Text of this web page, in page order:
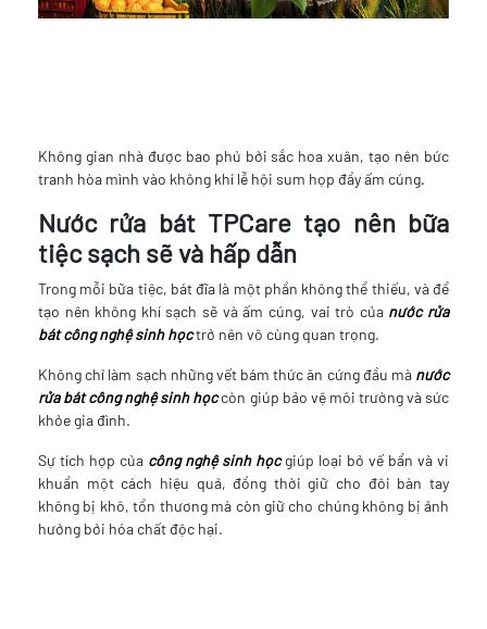
Không gian nhà được bao phủ bởi sắc hoa xuân, tạo nên bức
tranh hòa mình vào không khí lễ hội sum họp đầy ấm cúng.
Nước rửa bát TPCare tạo nên bữa
tiệc sạch sẽ và hấp dẫn
Trong mỗi bữa tiệc, bát đĩa là một phần không thể thiếu, và để
tạo nên không khí sạch sẽ và ấm cúng, vai trò của nước rửa
bát công nghệ sinh họctrở nên vô cùng quan trọng.
Không chỉ làm sạch những vết bám thức ăn cứng đầu mà nước
rửa bát công nghệ sinh họccòn giúp bảo vệ môi trường và sức
khỏe gia đình.
Sự tích hợp của công nghệ sinh họcgiúp loại bỏ vế bẩn và vi
khuẩn một cách hiệu quả, đồng thời giữ cho đôi bàn tay
không bị khô, tổn thương mà còn giữ cho chúng không bị ảnh
hưởng bởi hóa chất độc hại.